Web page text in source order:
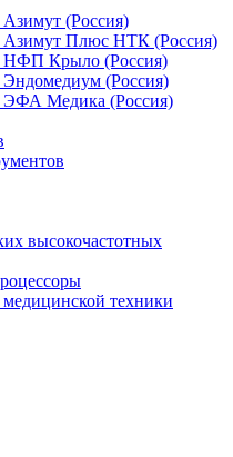
(Россия)
Азимут Плюс НТК (Россия)
НФП Крыло (Россия)
Эндомедиум (Россия)
ЭФА Медика (Россия)
высокочастотных
техники